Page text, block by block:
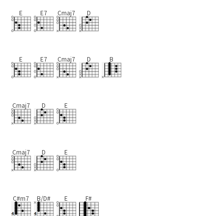
E E7 Cmaj7 D
E E7 Cmaj7 D B
Cmaj7 D E
Cmaj7 D E
C#m7 B/D# E F#